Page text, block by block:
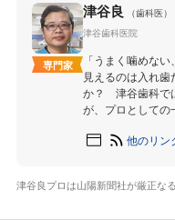
専門家
津谷良
（歯科医）
津谷歯科医院
「うまく噛めな
見えるのは入れ
か？ 津谷歯科で
が、プロとしての
他のリン
津谷良プロは山陽新聞社が厳正な